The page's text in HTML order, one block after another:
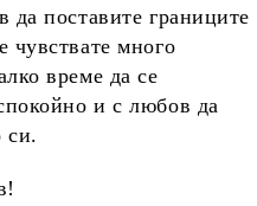
поставите границите
чувствате много
време да се
и с любов да
си.